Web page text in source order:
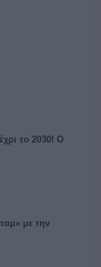
το 2030! Ο
με την